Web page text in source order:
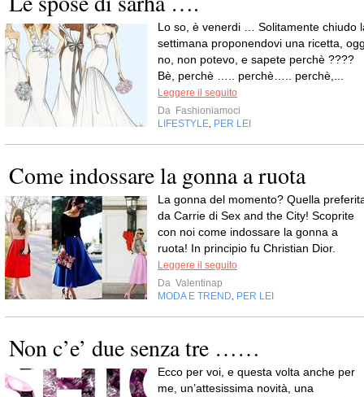
Lo so, è venerdi … Solitamente chiudo
settimana proponendovi una ricetta,
no, non potevo, e sapete perchè ????
Bè, perchè ….. perchè….. perchè,...
Leggere il seguito
Da Fashioniamoci
LIFESTYLE PER LEI
Come indossare la gonna a ruota
La gonna del momento? Quella
da Carrie di Sex and the City! Scoprite
con noi come indossare la gonna a
ruota! In principio fu Christian Dior.
Leggere il seguito
Da Valentinap
MODA E TREND
PER LEI
Non c’e’ due senza tre ……
Ecco per voi, e questa volta anche per
me, un’attesissima novità, una